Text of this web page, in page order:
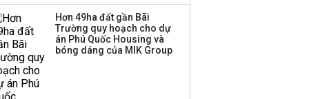
Hơn 49ha đất gần Bãi
Trường quy hoạch cho dự
án Phú Quốc Housing và
bóng dáng của MIK Group